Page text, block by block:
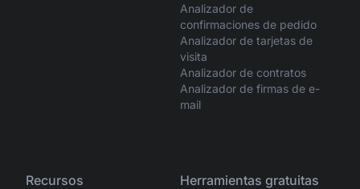
Analizador de
confirmaciones de pedido
Analizador de tarjetas de
visita
Analizador de contratos
Analizador de firmas de e-
mail
Recursos Herramientas gratuitas